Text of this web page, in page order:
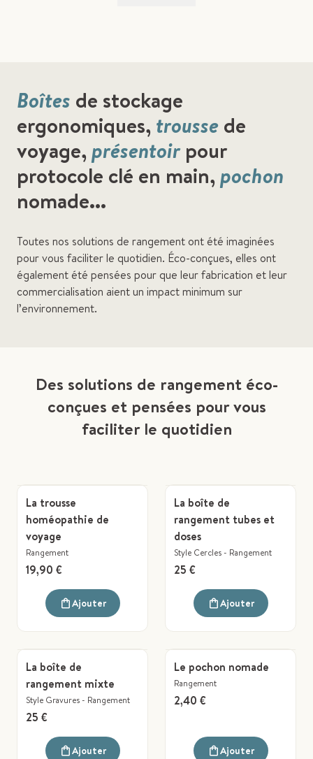
Boîtes de stockage
ergonomiques, troussede
voyage,présentoirpour
protocole clé en main,pochon
nomade...
Toutes nos solutions de rangement ont été imaginées
pour vous faciliter le quotidien. Éco-conçues, elles ont
également été pensées pour que leur fabrication et leur
commercialisation aient un impact minimum sur
l’environnement.
Des solutions de rangement éco-
conçues et pensées pour vous
faciliter le quotidien
La trousse
homéopathie de
voyage
Rangement
19,90 €
Ajouter
La boîte de
rangement tubes et
doses
Style Cercles- Rangement
25 €
Ajouter
La boîte de
rangement mixte
Style Gravures- Rangement
25 €
Ajouter
Le pochon nomade
Rangement
2,40 €
Ajouter